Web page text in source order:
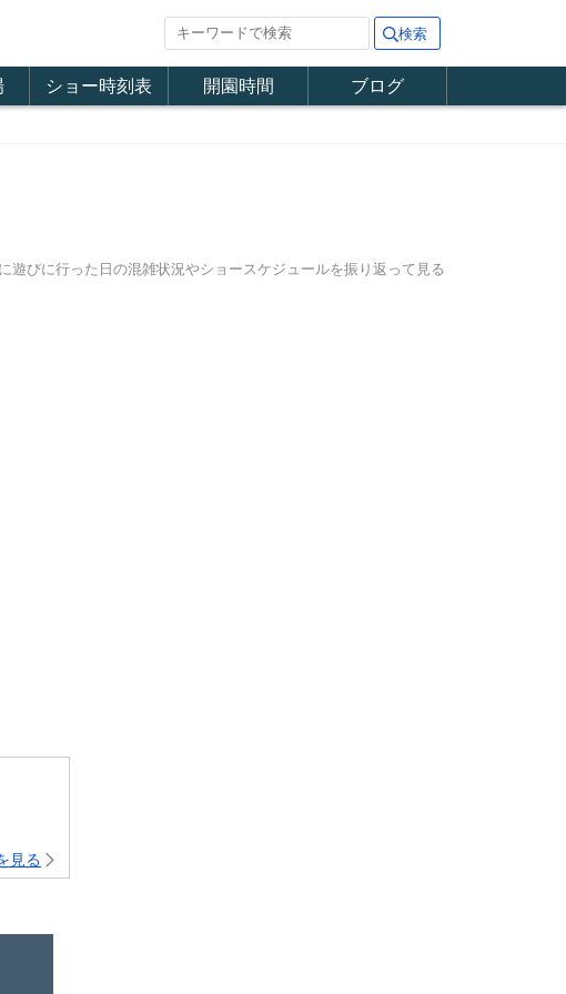
ショー時刻表 開園時間 ブログ
びに行った日の混雑状況やショースケジュールを振り返って見る
見る